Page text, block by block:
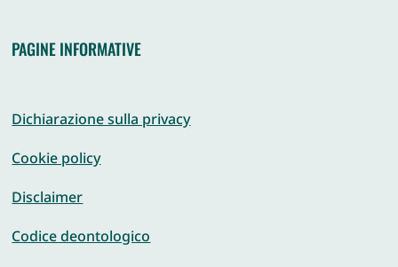
PAGINE INFORMATIVE
Dichiarazione sulla privacy
Cookie policy
Disclaimer
Codice deontologico